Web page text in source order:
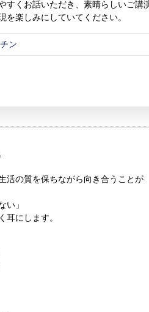
くお話いただき、素晴らしいご講
楽しみにしていてください。
ン
活の質を保ちながら向き合うことが
い」
耳にします。